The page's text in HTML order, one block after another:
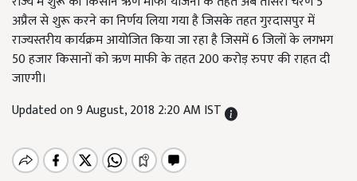
अप्रैल से शुरू करने का निर्णय लिया गया है जिसके तहत गुरदासपुर में
राज्यस्तरीय कार्यक्रम आयोजित किया जा रहा है जिसमें 6 जिलों के लगभग
50 हजार किसानों को ऋण माफी के तहत 200 करोड़ रुपए की राहत दी
जाएगी।
Updated on 9 August, 2018 2:20 AM IST